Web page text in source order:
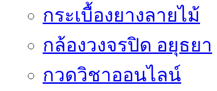
กระเบื้องยางลายไม้
กล้องวงจรปิด อยุธยา
กวดวิชาออนไลน์